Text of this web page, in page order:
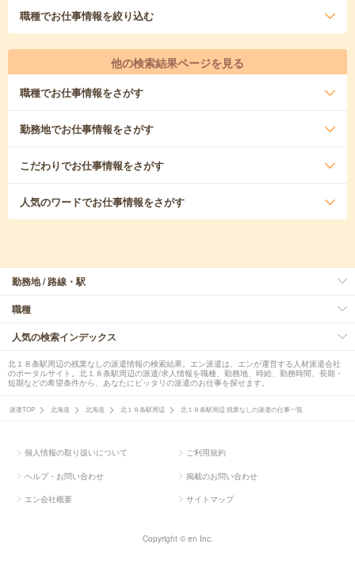
職種でお仕事情報を絞り込む
他の検索結果ページを見る
職種でお仕事情報をさがす
勤務地でお仕事情報をさがす
こだわりでお仕事情報をさがす
人気のワードでお仕事情報をさがす
勤務地 / 路線・駅
職種
人気の検索インデックス
北１８条駅周辺の残業なしの派遣情報の検索結果。エン派遣は、エンが運営する人材派遣会社
のポータルサイト。北１８条駅周辺の派遣/求人情報を職種、勤務地、時給、勤務時間、長期・
短期などの希望条件から、あなたにピッタリの派遣のお仕事を探せます。
派遣TOP 北海道 北海道 北１８条駅周辺 北１８条駅周辺 残業なしの派遣の仕事一覧
個人情報の取り扱いについて ご利用規約
ヘルプ・お問い合わせ 掲載のお問い合わせ
エン会社概要 サイトマップ
Copyright © en Inc.